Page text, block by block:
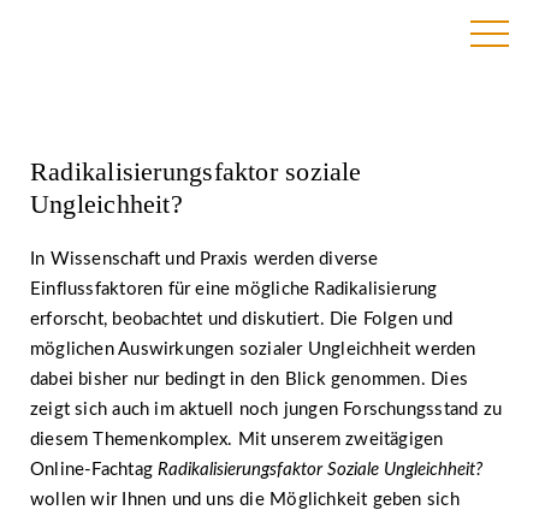
Radikalisierungsfaktor soziale
Ungleichheit?
In Wissenschaft und Praxis werden diverse
Einflussfaktoren für eine mögliche Radikalisierung
erforscht, beobachtet und diskutiert. Die Folgen und
möglichen Auswirkungen sozialer Ungleichheit werden
dabei bisher nur bedingt in den Blick genommen. Dies
zeigt sich auch im aktuell noch jungen Forschungsstand zu
diesem Themenkomplex. Mit unserem zweitägigen
Online-FachtagRadikalisierungsfaktor Soziale Ungleichheit?
wollen wir Ihnen und uns die Möglichkeit geben sich